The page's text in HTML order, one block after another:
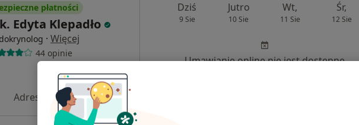
płatności
Edyta Klepadło
· Więcej
44 opinie
Adres 3 Adres 4
Dziś
9 Sie
Jutro
10 Sie
Wt,
11 Sie
Śr,
12 Sie
Umawianie online nie jest dostępne